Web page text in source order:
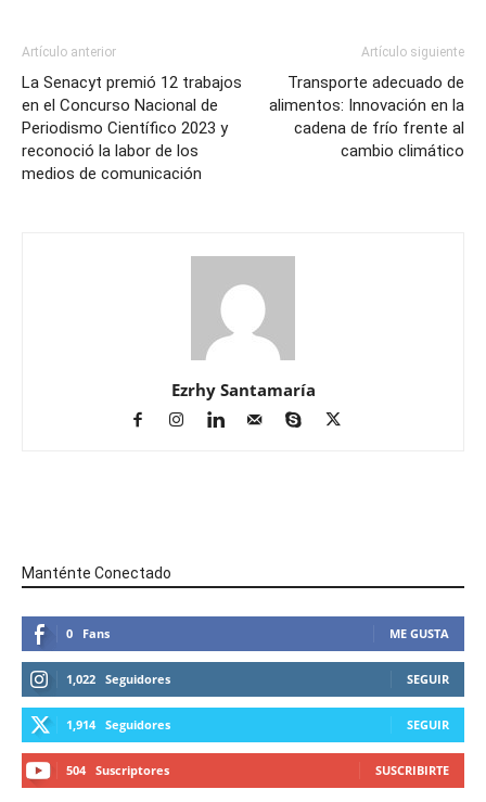
Artículo anterior
La Senacyt premió 12 trabajos
en el Concurso Nacional de
Periodismo Científico 2023 y
reconoció la labor de los
medios de comunicación
Artículo siguiente
Transporte adecuado de
alimentos: Innovación en la
cadena de frío frente al
cambio climático
Ezrhy Santamaría
Manténte Conectado
0 Fans ME GUSTA
1,022 Seguidores SEGUIR
1,914 Seguidores SEGUIR
504 Suscriptores SUSCRIBIRTE